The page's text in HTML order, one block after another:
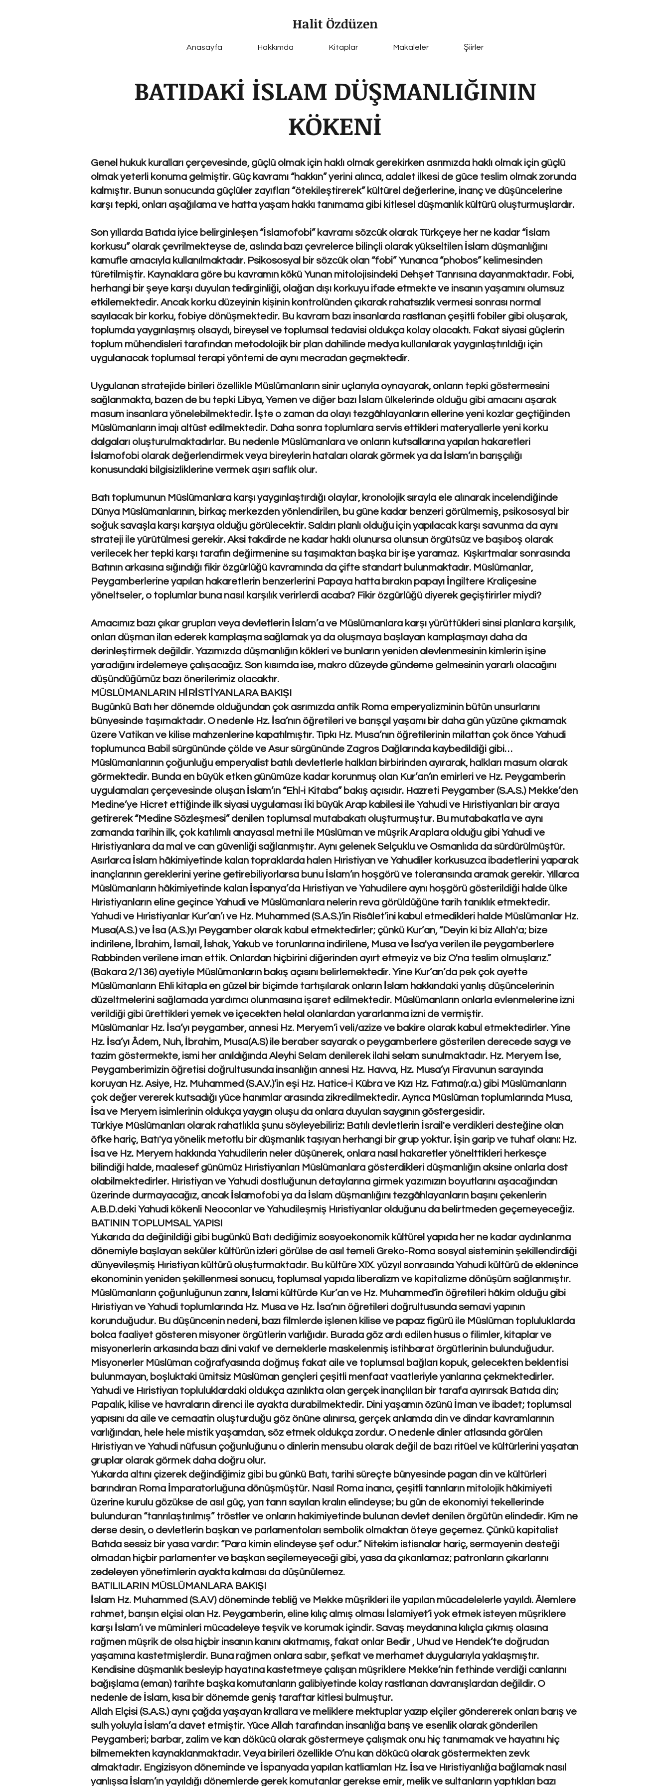
Halit Özdüzen
Anasayfa Hakkımda Kitaplar Makaleler Şiirler
BATIDAKİ İSLAM DÜŞMANLIĞININ
KÖKENİ
Genel hukuk kuralları çerçevesinde, güçlü olmak için haklı olmak gerekirken asrımızda haklı olmak için güçlü
olmak yeterli konuma gelmiştir. Güç kavramı “hakkın” yerini alınca, adalet ilkesi de güce teslim olmak zorunda
kalmıştır. Bunun sonucunda güçlüler zayıfları “ötekileştirerek” kültürel değerlerine, inanç ve düşüncelerine
karşı tepki, onları aşağılama ve hatta yaşam hakkı tanımama gibi kitlesel düşmanlık kültürü oluşturmuşlardır.
Son yıllarda Batıda iyice belirginleşen “İslamofobi” kavramı sözcük olarak Türkçeye her ne kadar “İslam
korkusu” olarak çevrilmekteyse de, aslında bazı çevrelerce bilinçli olarak yükseltilen İslam düşmanlığını
kamufle amacıyla kullanılmaktadır. Psikososyal bir sözcük olan “fobi” Yunanca “phobos” kelimesinden
türetilmiştir. Kaynaklara göre bu kavramın kökü Yunan mitolojisindeki Dehşet Tanrısına dayanmaktadır. Fobi,
herhangi bir şeye karşı duyulan tedirginliği, olağan dışı korkuyu ifade etmekte ve insanın yaşamını olumsuz
etkilemektedir. Ancak korku düzeyinin kişinin kontrolünden çıkarak rahatsızlık vermesi sonrası normal
sayılacak bir korku, fobiye dönüşmektedir. Bu kavram bazı insanlarda rastlanan çeşitli fobiler gibi oluşarak,
toplumda yaygınlaşmış olsaydı, bireysel ve toplumsal tedavisi oldukça kolay olacaktı. Fakat siyasi güçlerin
toplum mühendisleri tarafından metodolojik bir plan dahilinde medya kullanılarak yaygınlaştırıldığı için
uygulanacak toplumsal terapi yöntemi de aynı mecradan geçmektedir.
Uygulanan stratejide birileri özellikle Müslümanların sinir uçlarıyla oynayarak, onların tepki göstermesini
sağlanmakta, bazen de bu tepki Libya, Yemen ve diğer bazı İslam ülkelerinde olduğu gibi amacını aşarak
masum insanlara yönelebilmektedir. İşte o zaman da olayı tezgâhlayanların ellerine yeni kozlar geçtiğinden
Müslümanların imajı altüst edilmektedir. Daha sonra toplumlara servis ettikleri materyallerle yeni korku
dalgaları oluşturulmaktadırlar. Bu nedenle Müslümanlara ve onların kutsallarına yapılan hakaretleri
İslamofobi olarak değerlendirmek veya bireylerin hataları olarak görmek ya da İslam’ın barışçılığı
konusundaki bilgisizliklerine vermek aşırı saflık olur.
Batı toplumunun Müslümanlara karşı yaygınlaştırdığı olaylar, kronolojik sırayla ele alınarak incelendiğinde
Dünya Müslümanlarının, birkaç merkezden yönlendirilen, bu güne kadar benzeri görülmemiş, psikososyal bir
soğuk savaşla karşı karşıya olduğu görülecektir. Saldırı planlı olduğu için yapılacak karşı savunma da aynı
strateji ile yürütülmesi gerekir. Aksi takdirde ne kadar haklı olunursa olunsun örgütsüz ve başıboş olarak
verilecek her tepki karşı tarafın değirmenine su taşımaktan başka bir işe yaramaz. Kışkırtmalar sonrasında
Batının arkasına sığındığı fikir özgürlüğü kavramında da çifte standart bulunmaktadır. Müslümanlar,
Peygamberlerine yapılan hakaretlerin benzerlerini Papaya hatta bırakın papayı İngiltere Kraliçesine
yöneltseler, o toplumlar buna nasıl karşılık verirlerdi acaba? Fikir özgürlüğü diyerek geçiştirirler miydi?
Amacımız bazı çıkar grupları veya devletlerin İslam’a ve Müslümanlara karşı yürüttükleri sinsi planlara karşılık,
onları düşman ilan ederek kamplaşma sağlamak ya da oluşmaya başlayan kamplaşmayı daha da
derinleştirmek değildir. Yazımızda düşmanlığın kökleri ve bunların yeniden alevlenmesinin kimlerin işine
yaradığını irdelemeye çalışacağız. Son kısımda ise, makro düzeyde gündeme gelmesinin yararlı olacağını
düşündüğümüz bazı önerilerimiz olacaktır.
MÜSLÜMANLARIN HİRİSTİYANLARA BAKIŞI
Bugünkü Batı her dönemde olduğundan çok asrımızda antik Roma emperyalizminin bütün unsurlarını
bünyesinde taşımaktadır. O nedenle Hz. İsa’nın öğretileri ve barışçıl yaşamı bir daha gün yüzüne çıkmamak
üzere Vatikan ve kilise mahzenlerine kapatılmıştır. Tıpkı Hz. Musa’nın öğretilerinin milattan çok önce Yahudi
toplumunca Babil sürgününde çölde ve Asur sürgününde Zagros Dağlarında kaybedildiği gibi…
Müslümanlarının çoğunluğu emperyalist batılı devletlerle halkları birbirinden ayırarak, halkları masum olarak
görmektedir. Bunda en büyük etken günümüze kadar korunmuş olan Kur’an’ın emirleri ve Hz. Peygamberin
uygulamaları çerçevesinde oluşan İslam’ın “Ehl-i Kitaba” bakış açısıdır. Hazreti Peygamber (S.A.S.) Mekke’den
Medine’ye Hicret ettiğinde ilk siyasi uygulaması İki büyük Arap kabilesi ile Yahudi ve Hıristiyanları bir araya
getirerek “Medine Sözleşmesi” denilen toplumsal mutabakatı oluşturmuştur. Bu mutabakatla ve aynı
zamanda tarihin ilk, çok katılımlı anayasal metni ile Müslüman ve müşrik Araplara olduğu gibi Yahudi ve
Hıristiyanlara da mal ve can güvenliği sağlanmıştır. Aynı gelenek Selçuklu ve Osmanlıda da sürdürülmüştür.
Asırlarca İslam hâkimiyetinde kalan topraklarda halen Hıristiyan ve Yahudiler korkusuzca ibadetlerini yaparak
inançlarının gereklerini yerine getirebiliyorlarsa bunu İslam’ın hoşgörü ve toleransında aramak gerekir. Yıllarca
Müslümanların hâkimiyetinde kalan İspanya’da Hıristiyan ve Yahudilere aynı hoşgörü gösterildiği halde ülke
Hıristiyanların eline geçince Yahudi ve Müslümanlara nelerin reva görüldüğüne tarih tanıklık etmektedir.
Yahudi ve Hıristiyanlar Kur’an’ı ve Hz. Muhammed (S.A.S.)’in Risâlet’ini kabul etmedikleri halde Müslümanlar Hz.
Musa(A.S.) ve İsa (A.S.)yı Peygamber olarak kabul etmektedirler; çünkü Kur’an, “Deyin ki biz Allah'a; bize
indirilene, İbrahim, İsmail, İshak, Yakub ve torunlarına indirilene, Musa ve İsa'ya verilen ile peygamberlere
Rabbinden verilene iman ettik. Onlardan hiçbirini diğerinden ayırt etmeyiz ve biz O'na teslim olmuşlarız.”
(Bakara 2/136) ayetiyle Müslümanların bakış açısını belirlemektedir. Yine Kur’an’da pek çok ayette
Müslümanların Ehli kitapla en güzel bir biçimde tartışılarak onların İslam hakkındaki yanlış düşüncelerinin
düzeltmelerini sağlamada yardımcı olunmasına işaret edilmektedir. Müslümanların onlarla evlenmelerine izni
verildiği gibi ürettikleri yemek ve içecekten helal olanlardan yararlanma izni de vermiştir.
Müslümanlar Hz. İsa’yı peygamber, annesi Hz. Meryem’i veli/azize ve bakire olarak kabul etmektedirler. Yine
Hz. İsa’yı Âdem, Nuh, İbrahim, Musa(A.S) ile beraber sayarak o peygamberlere gösterilen derecede saygı ve
tazim göstermekte, ismi her anıldığında Aleyhi Selam denilerek ilahi selam sunulmaktadır. Hz. Meryem İse,
Peygamberimizin öğretisi doğrultusunda insanlığın annesi Hz. Havva, Hz. Musa’yı Firavunun sarayında
koruyan Hz. Asiye, Hz. Muhammed (S.A.V.)’in eşi Hz. Hatice-i Kübra ve Kızı Hz. Fatıma(r.a.) gibi Müslümanların
çok değer vererek kutsadığı yüce hanımlar arasında zikredilmektedir. Ayrıca Müslüman toplumlarında Musa,
İsa ve Meryem isimlerinin oldukça yaygın oluşu da onlara duyulan saygının göstergesidir.
Türkiye Müslümanları olarak rahatlıkla şunu söyleyebiliriz: Batılı devletlerin İsrail'e verdikleri desteğine olan
öfke hariç, Batı'ya yönelik metotlu bir düşmanlık taşıyan herhangi bir grup yoktur. İşin garip ve tuhaf olanı: Hz.
İsa ve Hz. Meryem hakkında Yahudilerin neler düşünerek, onlara nasıl hakaretler yönelttikleri herkesçe
bilindiği halde, maalesef günümüz Hıristiyanları Müslümanlara gösterdikleri düşmanlığın aksine onlarla dost
olabilmektedirler. Hıristiyan ve Yahudi dostluğunun detaylarına girmek yazımızın boyutlarını aşacağından
üzerinde durmayacağız, ancak İslamofobi ya da İslam düşmanlığını tezgâhlayanların başını çekenlerin
A.B.D.deki Yahudi kökenli Neoconlar ve Yahudileşmiş Hıristiyanlar olduğunu da belirtmeden geçemeyeceğiz.
BATININ TOPLUMSAL YAPISI
Yukarıda da değinildiği gibi bugünkü Batı dediğimiz sosyoekonomik kültürel yapıda her ne kadar aydınlanma
dönemiyle başlayan seküler kültürün izleri görülse de asıl temeli Greko-Roma sosyal sisteminin şekillendirdiği
dünyevileşmiş Hıristiyan kültürü oluşturmaktadır. Bu kültüre XIX. yüzyıl sonrasında Yahudi kültürü de eklenince
ekonominin yeniden şekillenmesi sonucu, toplumsal yapıda liberalizm ve kapitalizme dönüşüm sağlanmıştır.
Müslümanların çoğunluğunun zannı, İslami kültürde Kur’an ve Hz. Muhammed’in öğretileri hâkim olduğu gibi
Hıristiyan ve Yahudi toplumlarında Hz. Musa ve Hz. İsa’nın öğretileri doğrultusunda semavi yapının
korunduğudur. Bu düşüncenin nedeni, bazı filmlerde işlenen kilise ve papaz figürü ile Müslüman topluluklarda
bolca faaliyet gösteren misyoner örgütlerin varlığıdır. Burada göz ardı edilen husus o filimler, kitaplar ve
misyonerlerin arkasında bazı dini vakıf ve derneklerle maskelenmiş istihbarat örgütlerinin bulunduğudur.
Misyonerler Müslüman coğrafyasında doğmuş fakat aile ve toplumsal bağları kopuk, gelecekten beklentisi
bulunmayan, boşluktaki ümitsiz Müslüman gençleri çeşitli menfaat vaatleriyle yanlarına çekmektedirler.
Yahudi ve Hıristiyan topluluklardaki oldukça azınlıkta olan gerçek inançlıları bir tarafa ayırırsak Batıda din;
Papalık, kilise ve havraların direnci ile ayakta durabilmektedir. Dini yaşamın özünü İman ve ibadet; toplumsal
yapısını da aile ve cemaatin oluşturduğu göz önüne alınırsa, gerçek anlamda din ve dindar kavramlarının
varlığından, hele hele mistik yaşamdan, söz etmek oldukça zordur. O nedenle dinler atlasında görülen
Hıristiyan ve Yahudi nüfusun çoğunluğunu o dinlerin mensubu olarak değil de bazı ritüel ve kültürlerini yaşatan
gruplar olarak görmek daha doğru olur.
Yukarda altını çizerek değindiğimiz gibi bu günkü Batı, tarihi süreçte bünyesinde pagan din ve kültürleri
barındıran Roma İmparatorluğuna dönüşmüştür. Nasıl Roma inancı, çeşitli tanrıların mitolojik hâkimiyeti
üzerine kurulu gözükse de asıl güç, yarı tanrı sayılan kralın elindeyse; bu gün de ekonomiyi tekellerinde
bulunduran “tanrılaştırılmış” tröstler ve onların hakimiyetinde bulunan devlet denilen örgütün elindedir. Kim ne
derse desin, o devletlerin başkan ve parlamentoları sembolik olmaktan öteye geçemez. Çünkü kapitalist
Batıda sessiz bir yasa vardır: “Para kimin elindeyse şef odur.” Nitekim istisnalar hariç, sermayenin desteği
olmadan hiçbir parlamenter ve başkan seçilemeyeceği gibi, yasa da çıkarılamaz; patronların çıkarlarını
zedeleyen yönetimlerin ayakta kalması da düşünülemez.
BATILILARIN MÜSLÜMANLARA BAKIŞI
İslam Hz. Muhammed (S.A.V) döneminde tebliğ ve Mekke müşrikleri ile yapılan mücadelelerle yayıldı. Âlemlere
rahmet, barışın elçisi olan Hz. Peygamberin, eline kılıç almış olması İslamiyet’i yok etmek isteyen müşriklere
karşı İslam’ı ve müminleri mücadeleye teşvik ve korumak içindir. Savaş meydanına kılıçla çıkmış olasına
rağmen müşrik de olsa hiçbir insanın kanını akıtmamış, fakat onlar Bedir , Uhud ve Hendek’te doğrudan
yaşamına kastetmişlerdir. Buna rağmen onlara sabır, şefkat ve merhamet duygularıyla yaklaşmıştır.
Kendisine düşmanlık besleyip hayatına kastetmeye çalışan müşriklere Mekke’nin fethinde verdiği canlarını
bağışlama (eman) tarihte başka komutanların galibiyetinde kolay rastlanan davranışlardan değildir. O
nedenle de İslam, kısa bir dönemde geniş taraftar kitlesi bulmuştur.
Allah Elçisi (S.A.S.) aynı çağda yaşayan krallara ve meliklere mektuplar yazıp elçiler göndererek onları barış ve
sulh yoluyla İslam’a davet etmiştir. Yüce Allah tarafından insanlığa barış ve esenlik olarak gönderilen
Peygamberi; barbar, zalim ve kan dökücü olarak göstermeye çalışmak onu hiç tanımamak ve hayatını hiç
bilmemekten kaynaklanmaktadır. Veya birileri özellikle O’nu kan dökücü olarak göstermekten zevk
almaktadır. Engizisyon döneminde ve İspanyada yapılan katliamları Hz. İsa ve Hıristiyanlığa bağlamak nasıl
yanlışsa İslam’ın yayıldığı dönemlerde gerek komutanlar gerekse emir, melik ve sultanların yaptıkları bazı